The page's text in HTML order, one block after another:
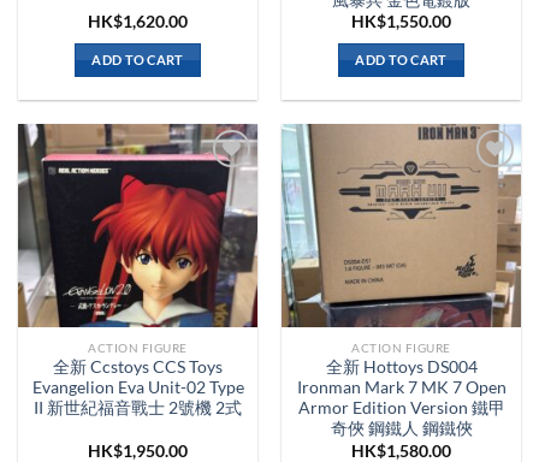
HK$1,620.00
ADD TO CART
HK$1,550.00
ADD TO CART
ACTION FIGURE
全新 Ccstoys CCS Toys
Evangelion Eva Unit-02 Type
II 新世紀福音戰士 2號機 2式
HK$1,950.00
ACTION FIGURE
全新 Hottoys DS004
Ironman Mark 7 MK 7 Open
Armor Edition Version 鐵甲
奇俠 鋼鐵人 鋼鐵俠
HK$1,580.00